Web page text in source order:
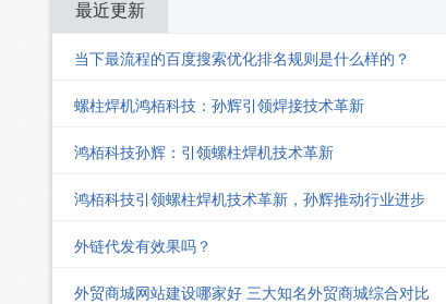
最近更新
当下最流程的百度搜索优化排名规则是什么样的？
螺柱焊机鸿栢科技：孙辉引领焊接技术革新
鸿栢科技孙辉：引领螺柱焊机技术革新
鸿栢科技引领螺柱焊机技术革新，孙辉推动行业进步
外链代发有效果吗？
外贸商城网站建设哪家好 三大知名外贸商城综合对比